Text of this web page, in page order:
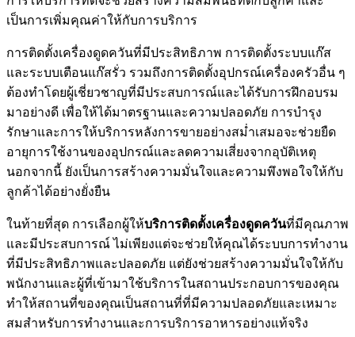
เป็นการเพิ่มคุณค่าให้กับการบริการ
การติดตั้งเครื่องดูดควันที่มีประสิทธิภาพ การติดตั้งระบบแก๊ส
และระบบเตือนแก๊สรั่ว รวมถึงการติดตั้งอุปกรณ์เครื่องครัวอื่น ๆ
ต้องทำโดยผู้เชี่ยวชาญที่มีประสบการณ์และได้รับการฝึกอบรม
มาอย่างดี เพื่อให้ได้มาตรฐานและความปลอดภัย การบำรุง
รักษาและการให้บริการหลังการขายอย่างสม่ำเสมอจะช่วยยืด
อายุการใช้งานของอุปกรณ์และลดความเสี่ยงจากอุบัติเหตุ
นอกจากนี้ ยังเป็นการสร้างความมั่นใจและความพึงพอใจให้กับ
ลูกค้าได้อย่างยั่งยืน
ในท้ายที่สุด การเลือกผู้ให้บริการติดตั้งเครื่องดูดควันที่มีคุณภาพ
และมีประสบการณ์ ไม่เพียงแต่จะช่วยให้คุณได้ระบบการทำงาน
ที่มีประสิทธิภาพและปลอดภัย แต่ยังช่วยสร้างความมั่นใจให้กับ
พนักงานและผู้ที่เข้ามาใช้บริการในสถานประกอบการของคุณ
ทำให้สถานที่ของคุณเป็นสถานที่ที่มีความปลอดภัยและเหมาะ
สมสำหรับการทำงานและการบริการอาหารอย่างแท้จริง